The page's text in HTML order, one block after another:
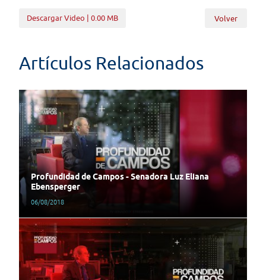
Descargar Video | 0.00 MB Volver
Artículos Relacionados
Profundidad de Campos - Senadora Luz Eliana
Ebensperger
06/08/2018